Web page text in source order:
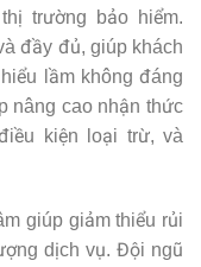
trường bảo hiểm.
đầy đủ, giúp khách
lầm không đáng
nâng cao nhận thức
kiện loại trừ, và
giúp giảm thiểu rủi
dịch vụ. Đội ngũ